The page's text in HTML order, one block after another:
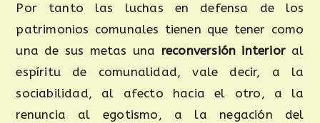
Por tanto las luchas en defensa de los
patrimonios comunales tienen que tener como
una de sus metas una reconversión interioral
espíritu de comunalidad, vale decir, a la
sociabilidad, al afecto hacia el otro, a la
renuncia al egotismo, a la negación del